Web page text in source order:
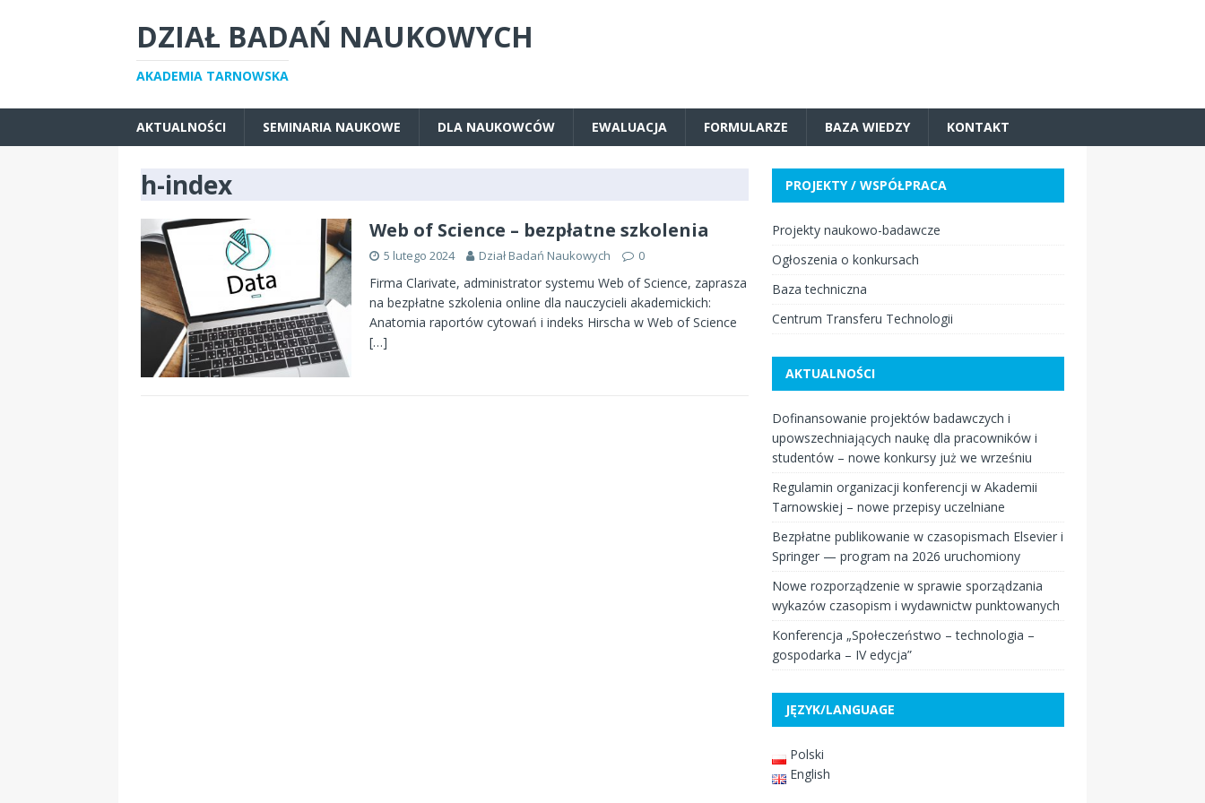
DZIAŁ BADAŃ NAUKOWYCH
AKADEMIA TARNOWSKA
AKTUALNOŚCI SEMINARIA NAUKOWE DLA NAUKOWCÓW EWALUACJA FORMULARZE BAZA WIEDZY KONTAKT
h-index
Web of Science – bezpłatne szkolenia
5 lutego 2024 Dział Badań Naukowych 0
Firma Clarivate, administrator systemu Web of Science, zaprasza
na bezpłatne szkolenia online dla nauczycieli akademickich:
Anatomia raportów cytowań i indeks Hirscha w Web of Science
[…]
PROJEKTY / WSPÓŁPRACA
Projekty naukowo-badawcze
Ogłoszenia o konkursach
Baza techniczna
Centrum Transferu Technologii
AKTUALNOŚCI
Dofinansowanie projektów badawczych i
upowszechniających naukę dla pracowników i
studentów – nowe konkursy już we wrześniu
Regulamin organizacji konferencji w Akademii
Tarnowskiej – nowe przepisy uczelniane
Bezpłatne publikowanie w czasopismach Elsevier i
Springer — program na 2026 uruchomiony
Nowe rozporządzenie w sprawie sporządzania
wykazów czasopism i wydawnictw punktowanych
Konferencja „Społeczeństwo – technologia –
gospodarka – IV edycja”
JĘZYK/LANGUAGE
Polski
English